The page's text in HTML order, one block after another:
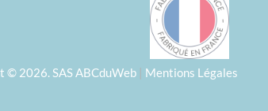
© 2026. SAS ABCduWeb| Mentions Légales